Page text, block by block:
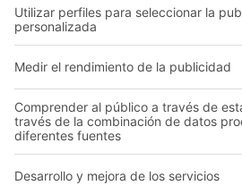
Formulario de contacto
Follow us